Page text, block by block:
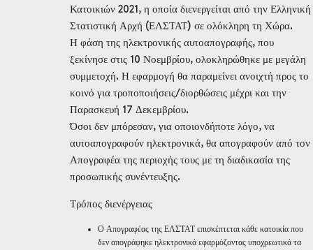
Κατοικιών 2021, η οποία διενεργείται από την Ελληνική
Στατιστική Αρχή (ΕΛΣΤΑΤ) σε ολόκληρη τη Χώρα.
Η φάση της ηλεκτρονικής αυτοαπογραφής, που
ξεκίνησε στις 10 Νοεμβρίου, ολοκληρώθηκε με μεγάλη
συμμετοχή. Η εφαρμογή θα παραμείνει ανοιχτή προς το
κοινό για τροποποιήσεις/διορθώσεις μέχρι και την
Παρασκευή 17 Δεκεμβρίου.
Όσοι δεν μπόρεσαν, για οποιονδήποτε λόγο, να
αυτοαπογραφούν ηλεκτρονικά, θα απογραφούν από τον
Απογραφέα της περιοχής τους με τη διαδικασία της
προσωπικής συνέντευξης.
Τρόπος διενέργειας
Ο Απογραφέας της ΕΛΣΤΑΤ επισκέπτεται κάθε κατοικία που
δεν απογράφηκε ηλεκτρονικά εφαρμόζοντας υποχρεωτικά τα